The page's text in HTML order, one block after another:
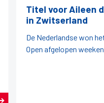
Titel voor Aileen
in Zwitserland
De Nederlandse won
Open afgelopen